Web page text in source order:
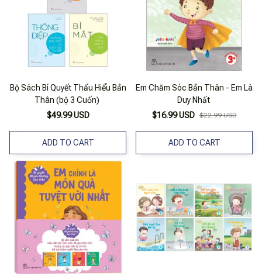
Bộ Sách Bí Quyết Thấu Hiểu Bản
Thân (bộ 3 Cuốn)
$49.99 USD
ADD TO CART
Em Chăm Sóc Bản Thân - Em Là
Duy Nhất
$16.99 USD $22.99 USD
ADD TO CART